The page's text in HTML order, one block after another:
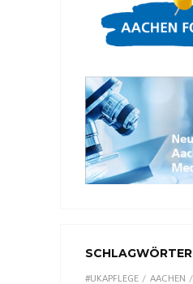
SCHLAGWÖRTER
#UKAPFLEGE AACHEN